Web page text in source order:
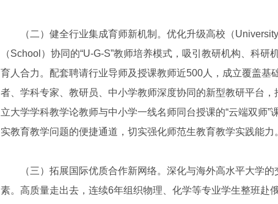
（二）健全行业集成育师新机制。优化升级高校（University
（School）协同的“U-G-S”教师培养模式，吸引教研机构、科
育人合力。配套聘请行业导师及授课教师近500人，成立覆盖基
者、学科专家、教研员、中小学教师深度协同的新型教研平台
立大学学科教学论教师与中小学一线名师同台授课的“云端双师
实教育教学问题的便捷通道，切实强化师范生教育教学实践能力
（三）拓展国际优质合作新网络。深化与海外高水平大学的
素。高质量走出去，连续6年组织物理、化学等专业学生整班赴